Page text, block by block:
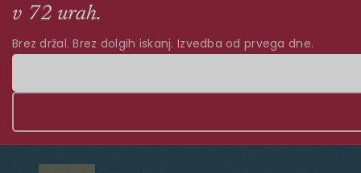
v 72 urah.
Brez držal. Brez dolgih iskanj. Izvedba od prvega dne.